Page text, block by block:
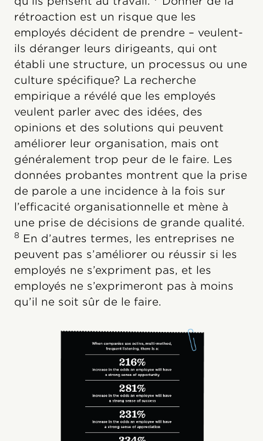
rétroaction est un risque que les
employés décident de prendre – veulent-
ils déranger leurs dirigeants, qui ont
établi une structure, un processus ou une
culture spécifique? La recherche
empirique a révélé que les employés
veulent parler avec des idées, des
opinions et des solutions qui peuvent
améliorer leur organisation, mais ont
généralement trop peur de le faire. Les
données probantes montrent que la prise
de parole a une incidence à la fois sur
l’efficacité organisationnelle et mène à
une prise de décisions de grande qualité.
8 En d’autres termes, les entreprises ne
peuvent pas s’améliorer ou réussir si les
employés ne s’expriment pas, et les
employés ne s’exprimeront pas à moins
qu’il ne soit sûr de le faire.